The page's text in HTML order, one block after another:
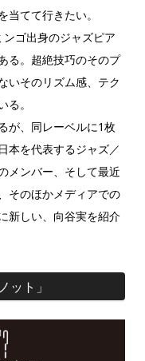
てて行きたい。
ゴ出身のジャズピア
る。超絶技巧のそのプ
いそのリズム感、テク
。
が、同レーベルに1枚
本を代表するジャズ／
メンバー、そして最近
そのほかメディアでの
新しい、向谷実を紹介
ット」